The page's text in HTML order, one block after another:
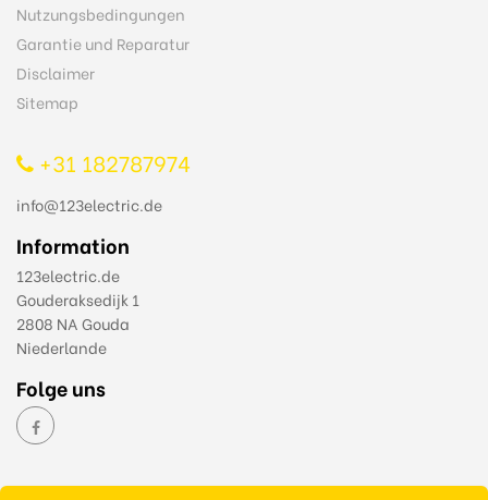
Nutzungsbedingungen
Garantie und Reparatur
Disclaimer
Sitemap
+31 182787974
info@123electric.de
Information
123electric.de
Gouderaksedijk 1
2808 NA Gouda
Niederlande
Folge uns